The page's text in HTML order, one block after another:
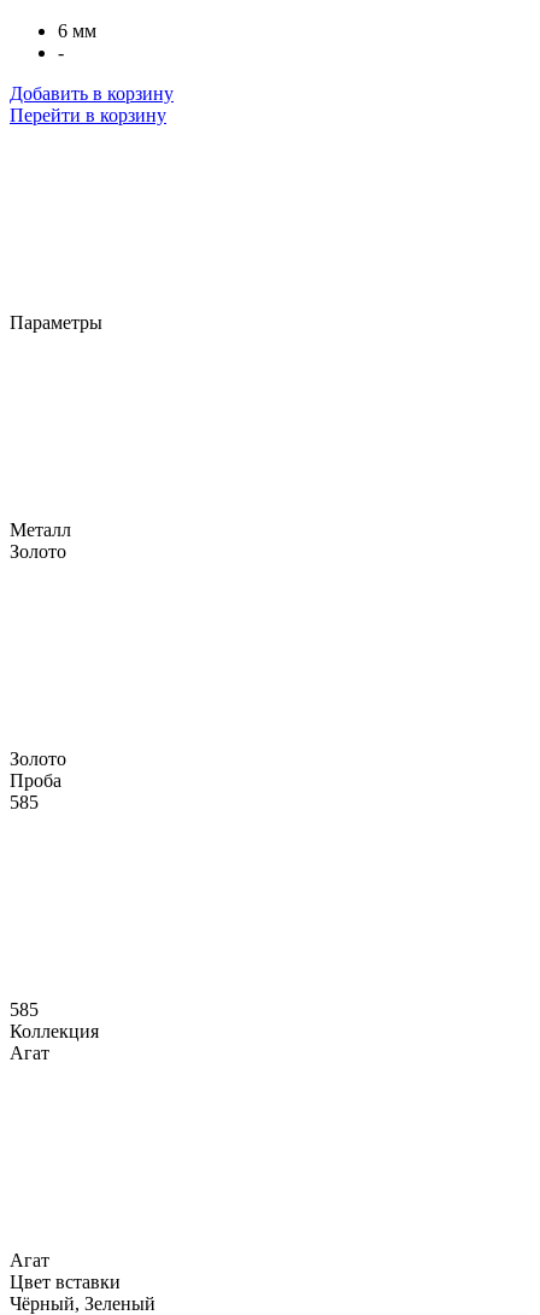
6 мм
-
Добавить в корзину
Перейти в корзину
Параметры
Металл
Золото
Золото
Проба
585
585
Коллекция
Агат
Агат
Цвет вставки
Чёрный, Зеленый